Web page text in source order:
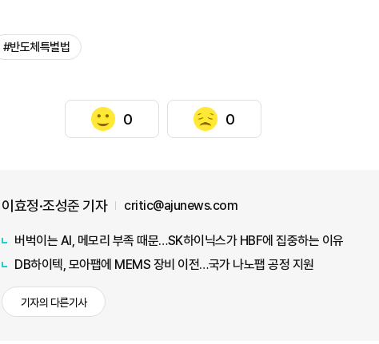
#반도체특별법
0 0
이효정·조성준 기자 critic@ajunews.com
버벅이는 AI, 메모리 부족 때문…SK하이닉스가 HBF에 집중하는 이유
DB하이텍, 모아팹에 MEMS 장비 이전…국가 나노팹 공정 지원
기자의 다른기사